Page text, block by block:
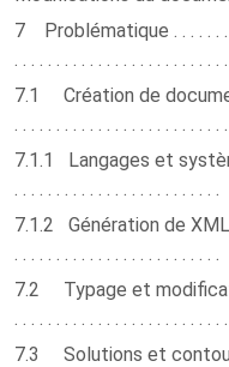
7 Problématique . . . . . . . . .
. . . . . . . . . . . . . . . . . . . . . . .
7.1 Création de
. . . . . . . . . . . . . . . . . . . . . . .
7.1.1 Langages et
. . . . . . . . . . . . . . . . . . . . . . .
7.1.2 Génération de
. . . . . . . . . . . . . . . . . . . . . .
7.2 Typage et
. . . . . . . . . . . . . . . . . . . . . . .
7.3 Solutions et